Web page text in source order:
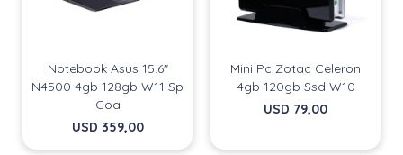
Notebook Asus 15.6"
N4500 4gb 128gb W11 Sp
Goa
USD 359,00
Mini Pc Zotac Celeron
4gb 120gb Ssd W10
USD 79,00